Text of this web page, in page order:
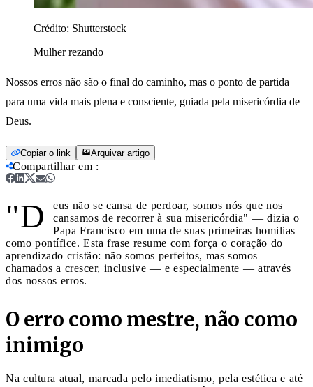
Crédito: Shutterstock
Mulher rezando
Nossos erros não são o final do caminho, mas o ponto de partida
para uma vida mais plena e consciente, guiada pela misericórdia de
Deus.
Copiar o link Arquivar artigo
Compartilhar em :
"D
eus não se cansa de perdoar, somos nós que nos
cansamos de recorrer à sua misericórdia" — dizia o
Papa Francisco em uma de suas primeiras homilias
como pontífice. Esta frase resume com força o coração do
aprendizado cristão: não somos perfeitos, mas somos
chamados a crescer, inclusive — e especialmente — através
dos nossos erros.
O erro como mestre, não como
inimigo
Na cultura atual, marcada pelo imediatismo, pela estética e até